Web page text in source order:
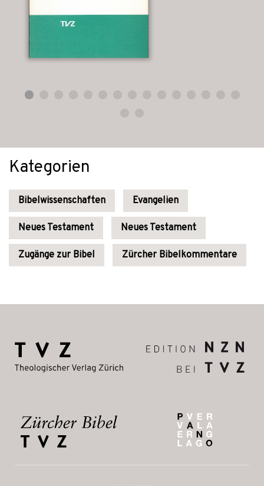
Kategorien
Bibelwissenschaften Evangelien
Neues Testament Neues Testament
Zugänge zur Bibel Zürcher Bibelkommentare